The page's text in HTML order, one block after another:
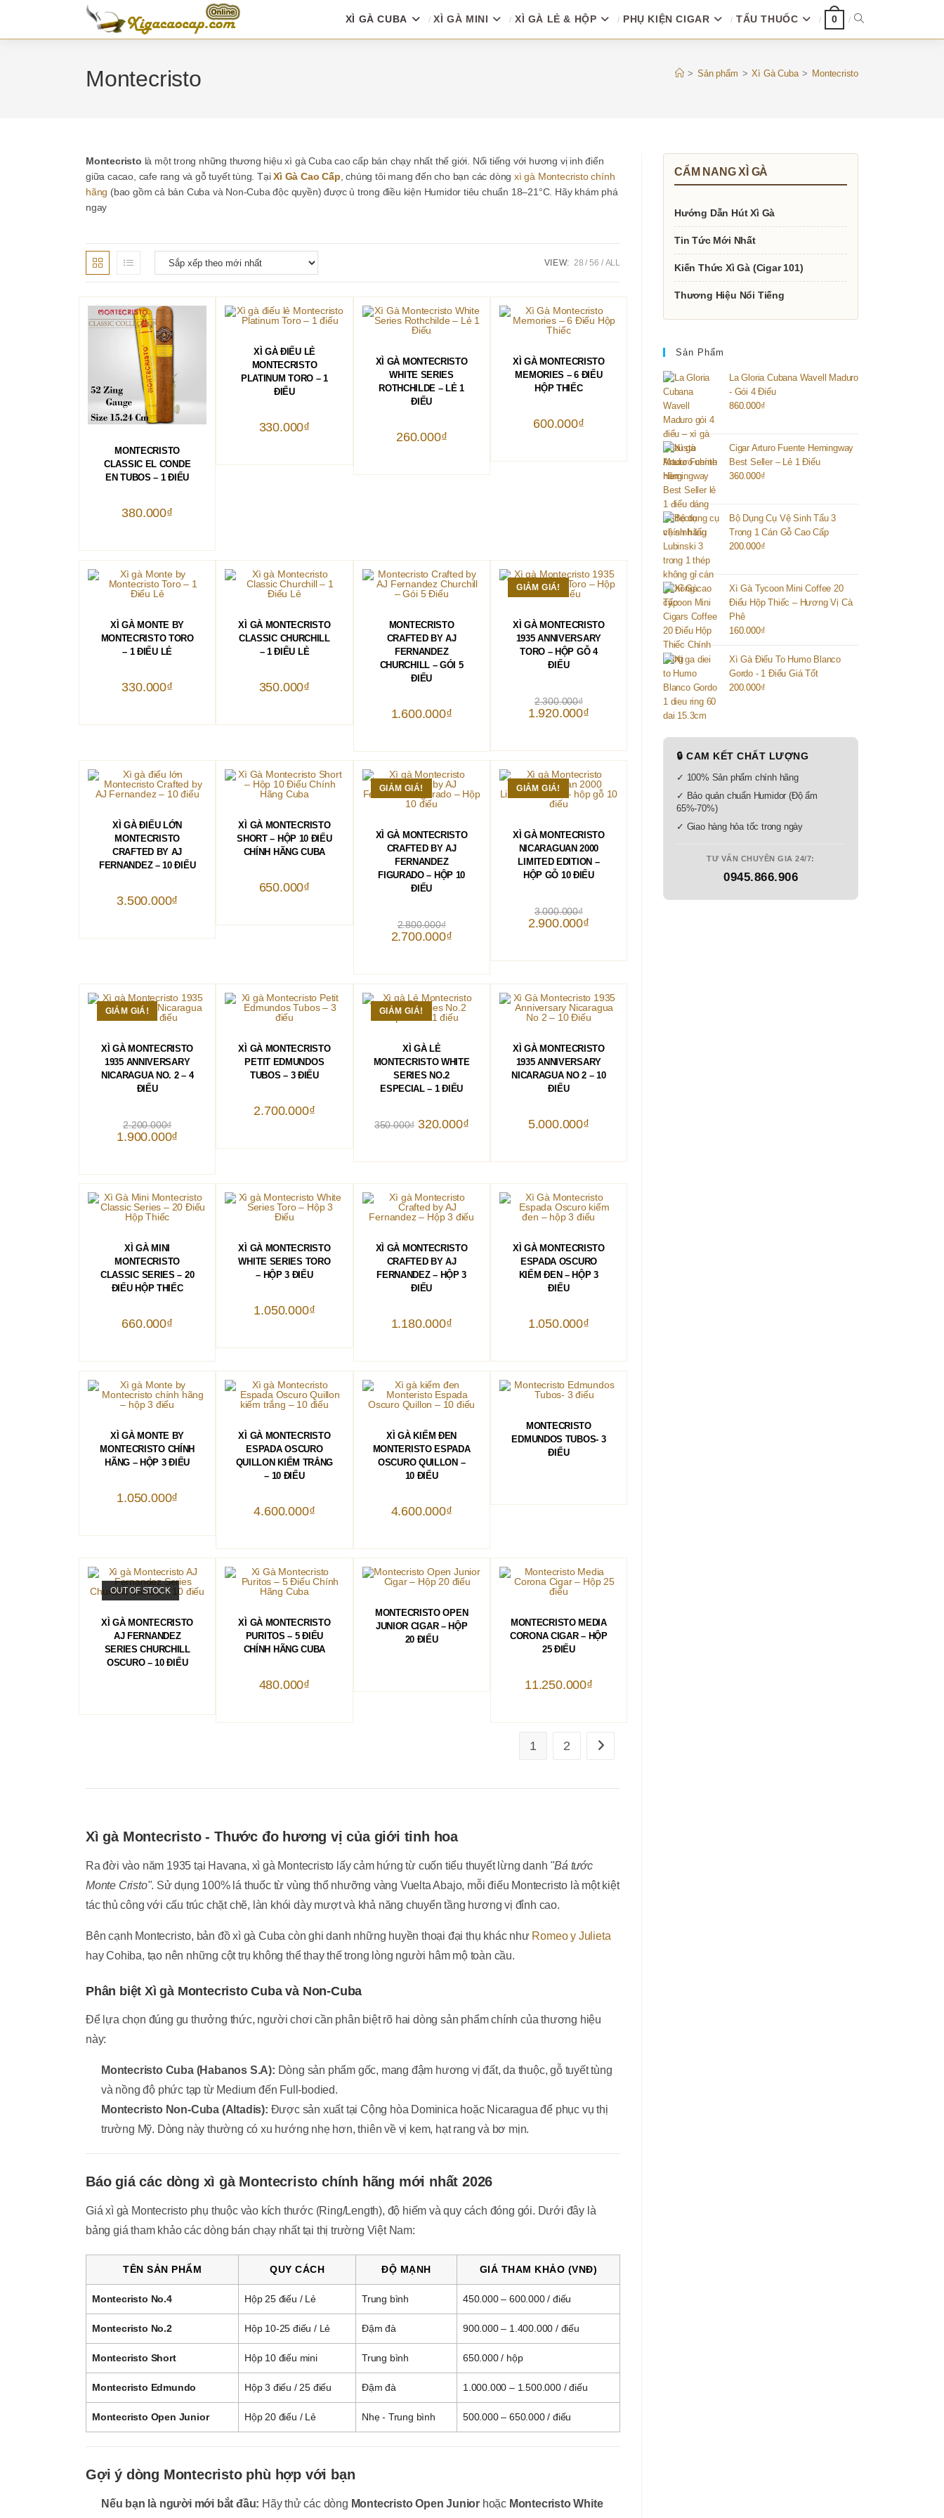
content
XÌ GÀ CUBA XÌ GÀ MINI XÌ GÀ LẺ & HỘP PHỤ KIỆN CIGAR TẨU THUỐC 0 TOGGLE
Montecristo > Sản phẩm > Xì Gà Cuba > Montecristo
Montecristo là một trong những thương hiệu xì gà Cuba cao cấp bán chạy nhất thế giới. Nổi tiếng với hương vị inh điển
giữa cacao, cafe rang và gỗ tuyết tùng. TạiXì Gà Cao Cấp , chúng tôi mang đến cho bạn các dòngxì gà Montecristo chính
hãng (bao gồm cả bản Cuba và Non-Cuba độc quyền) được ủ trong điều kiện Humidor tiêu chuẩn 18–21°C. Hãy khám phá
ngay
VIEW: 28 56 ALL
MONTECRISTO
CLASSIC EL CONDE
EN TUBOS – 1 ĐIẾU
380.000₫
THÊM VÀO GIỎ HÀNG
XÌ GÀ ĐIẾU LẺ
MONTECRISTO
PLATINUM TORO – 1
ĐIẾU
330.000₫
THÊM VÀO GIỎ HÀNG
XÌ GÀ MONTECRISTO
WHITE SERIES
ROTHCHILDE – LẺ 1
ĐIẾU
260.000₫
THÊM VÀO GIỎ HÀNG
XÌ GÀ MONTECRISTO
MEMORIES – 6 ĐIẾU
HỘP THIẾC
600.000₫
THÊM VÀO GIỎ HÀNG
XÌ GÀ MONTE BY
MONTECRISTO TORO
– 1 ĐIẾU LẺ
330.000₫
THÊM VÀO GIỎ HÀNG
XÌ GÀ MONTECRISTO
CLASSIC CHURCHILL
– 1 ĐIẾU LẺ
350.000₫
MONTECRISTO
CRAFTED BY AJ
FERNANDEZ
CHURCHILL – GÓI 5
ĐIẾU
1.600.000₫
GIẢM GIÁ!
THÊM VÀO GIỎ HÀNG
XÌ GÀ MONTECRISTO
1935 ANNIVERSARY
TORO – HỘP GỖ 4
ĐIẾU
2.300.000₫Giá
gốc
là:
1.920.000₫Giá
1.920.000₫.
THÊM VÀO GIỎ HÀNG
XÌ GÀ ĐIẾU LỚN
MONTECRISTO
CRAFTED BY AJ
FERNANDEZ – 10 ĐIẾU
3.500.000₫
THÊM VÀO GIỎ HÀNG
XÌ GÀ MONTECRISTO
SHORT – HỘP 10 ĐIẾU
CHÍNH HÃNG CUBA
650.000₫
GIẢM GIÁ!
THÊM VÀO GIỎ HÀNG
XÌ GÀ MONTECRISTO
CRAFTED BY AJ
FERNANDEZ
FIGURADO – HỘP 10
ĐIẾU
2.800.000₫Giá
gốc
là:
2.700.000₫Giá
2.700.000₫.
GIẢM GIÁ!
THÊM VÀO GIỎ HÀNG
XÌ GÀ MONTECRISTO
NICARAGUAN 2000
LIMITED EDITION –
HỘP GỖ 10 ĐIẾU
3.000.000₫Giá
gốc
là:
2.900.000₫Giá
2.900.000₫.
GIẢM GIÁ!
THÊM VÀO GIỎ HÀNG
XÌ GÀ MONTECRISTO
1935 ANNIVERSARY
NICARAGUA NO. 2 – 4
ĐIẾU
2.200.000₫
gốc
là:
2.200.000₫.
1.900.000₫
1.900.000₫.
THÊM VÀO GIỎ HÀNG
XÌ GÀ MONTECRISTO
PETIT EDMUNDOS
TUBOS – 3 ĐIẾU
2.700.000₫
GIẢM GIÁ!
THÊM VÀO GIỎ HÀNG
XÌ GÀ LẺ
MONTECRISTO WHITE
SERIES NO.2
ESPECIAL – 1 ĐIẾU
350.000₫ Giá
gốc
320.000₫Giá
320.000₫.
THÊM VÀO GIỎ HÀNG
XÌ GÀ MONTECRISTO
1935 ANNIVERSARY
NICARAGUA NO 2 – 10
ĐIẾU
5.000.000₫
THÊM VÀO GIỎ HÀNG
XÌ GÀ MINI
MONTECRISTO
CLASSIC SERIES – 20
ĐIẾU HỘP THIẾC
660.000₫
THÊM VÀO GIỎ HÀNG
XÌ GÀ MONTECRISTO
WHITE SERIES TORO
– HỘP 3 ĐIẾU
1.050.000₫
THÊM VÀO GIỎ HÀNG
XÌ GÀ MONTECRISTO
CRAFTED BY AJ
FERNANDEZ – HỘP 3
ĐIẾU
1.180.000₫
THÊM VÀO GIỎ HÀNG
XÌ GÀ MONTECRISTO
ESPADA OSCURO
KIẾM ĐEN – HỘP 3
ĐIẾU
1.050.000₫
THÊM VÀO GIỎ HÀNG
XÌ GÀ MONTE BY
MONTECRISTO CHÍNH
HÃNG – HỘP 3 ĐIẾU
1.050.000₫
THÊM VÀO GIỎ HÀNG
XÌ GÀ MONTECRISTO
ESPADA OSCURO
QUILLON KIẾM TRẮNG
– 10 ĐIẾU
4.600.000₫
THÊM VÀO GIỎ HÀNG
XÌ GÀ KIẾM ĐEN
MONTERISTO ESPADA
OSCURO QUILLON –
10 ĐIẾU
4.600.000₫
MONTECRISTO
EDMUNDOS TUBOS- 3
ĐIẾU
OUT OF STOCK
XÌ GÀ MONTECRISTO
AJ FERNANDEZ
SERIES CHURCHILL
OSCURO – 10 ĐIẾU
THÊM VÀO GIỎ HÀNG
XÌ GÀ MONTECRISTO
PURITOS – 5 ĐIẾU
CHÍNH HÃNG CUBA
480.000₫
MONTECRISTO OPEN
JUNIOR CIGAR – HỘP
20 ĐIẾU
MONTECRISTO MEDIA
CORONA CIGAR – HỘP
25 ĐIẾU
11.250.000₫
1 2
Xì gà Montecristo - Thước đo hương vị của giới tinh hoa
Ra đời vào năm 1935 tại Havana, xì gà Montecristo lấy cảm hứng từ cuốn tiểu thuyết lừng danh "Bá tước
Monte Cristo". Sử dụng 100% lá thuốc từ vùng thổ nhưỡng vàng Vuelta Abajo, mỗi điếu Montecristo là một kiệt
tác thủ công với cấu trúc chặt chẽ, làn khói dày mượt và khả năng chuyển tầng hương vị đỉnh cao.
Bên cạnh Montecristo, bản đồ xì gà Cuba còn ghi danh những huyền thoại đại thụ khác như Romeo y Julieta
hay Cohiba, tạo nên những cột trụ không thể thay thế trong lòng người hâm mộ toàn cầu.
Phân biệt Xì gà Montecristo Cuba và Non-Cuba
Để lựa chọn đúng gu thưởng thức, người chơi cần phân biệt rõ hai dòng sản phẩm chính của thương hiệu
này:
Montecristo Cuba (Habanos S.A): Dòng sản phẩm gốc, mang đậm hương vị đất, da thuộc, gỗ tuyết tùng
và nồng độ phức tạp từ Medium đến Full-bodied.
Montecristo Non-Cuba (Altadis): Được sản xuất tại Cộng hòa Dominica hoặc Nicaragua để phục vụ thị
trường Mỹ. Dòng này thường có xu hướng nhẹ hơn, thiên về vị kem, hạt rang và bơ mịn.
Báo giá các dòng xì gà Montecristo chính hãng mới nhất 2026
Giá xì gà Montecristo phụ thuộc vào kích thước (Ring/Length), độ hiếm và quy cách đóng gói. Dưới đây là
bảng giá tham khảo các dòng bán chạy nhất tại thị trường Việt Nam:
TÊN SẢN PHẨM QUY CÁCH ĐỘ MẠNH GIÁ THAM KHẢO (VNĐ)
Montecristo No.4 Hộp 25 điếu / Lẻ Trung bình 450.000 – 600.000 / điếu
Montecristo No.2 Hộp 10-25 điếu / Lẻ Đậm đà 900.000 – 1.400.000 / điếu
Montecristo Short Hộp 10 điếu mini Trung bình 650.000 / hộp
Montecristo Edmundo Hộp 3 điếu / 25 điếu Đậm đà 1.000.000 – 1.500.000 / điếu
Montecristo Open Junior Hộp 20 điếu / Lẻ Nhẹ - Trung bình 500.000 – 650.000 / điếu
Gợi ý dòng Montecristo phù hợp với bạn
Nếu bạn là người mới bắt đầu: Hãy thử các dòng Montecristo Open Junior hoặc Montecristo White
CẨM NANG XÌ GÀ
Hướng Dẫn Hút Xì Gà
Tin Tức Mới Nhất
Kiến Thức Xì Gà (Cigar 101)
Thương Hiệu Nổi Tiếng
Sản Phẩm
La Gloria Cubana Wavell Maduro
- Gói 4 Điếu
860.000₫
Cigar Arturo Fuente Hemingway
Best Seller – Lẻ 1 Điếu
360.000₫
Bộ Dụng Cụ Vệ Sinh Tẩu 3
Trong 1 Cán Gỗ Cao Cấp
200.000₫
Xì Gà Tycoon Mini Coffee 20
Điếu Hộp Thiếc – Hương Vị Cà
Phê
160.000₫
Xì Gà Điếu To Humo Blanco
Gordo - 1 Điếu Giá Tốt
200.000₫
🔒 CAM KẾT CHẤT LƯỢNG
✓ 100% Sản phẩm chính hãng
✓ Bảo quản chuẩn Humidor (Độ ẩm
65%-70%)
✓ Giao hàng hỏa tốc trong ngày
TƯ VẤN CHUYÊN GIA 24/7:
0945.866.906